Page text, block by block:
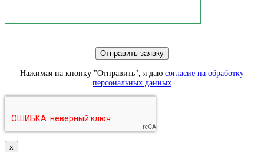
Нажимая на кнопку "Отправить", я даю согласие на обработку
персональных данных
х